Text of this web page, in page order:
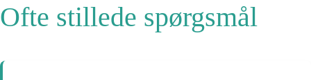
Ofte stillede spørgsmål